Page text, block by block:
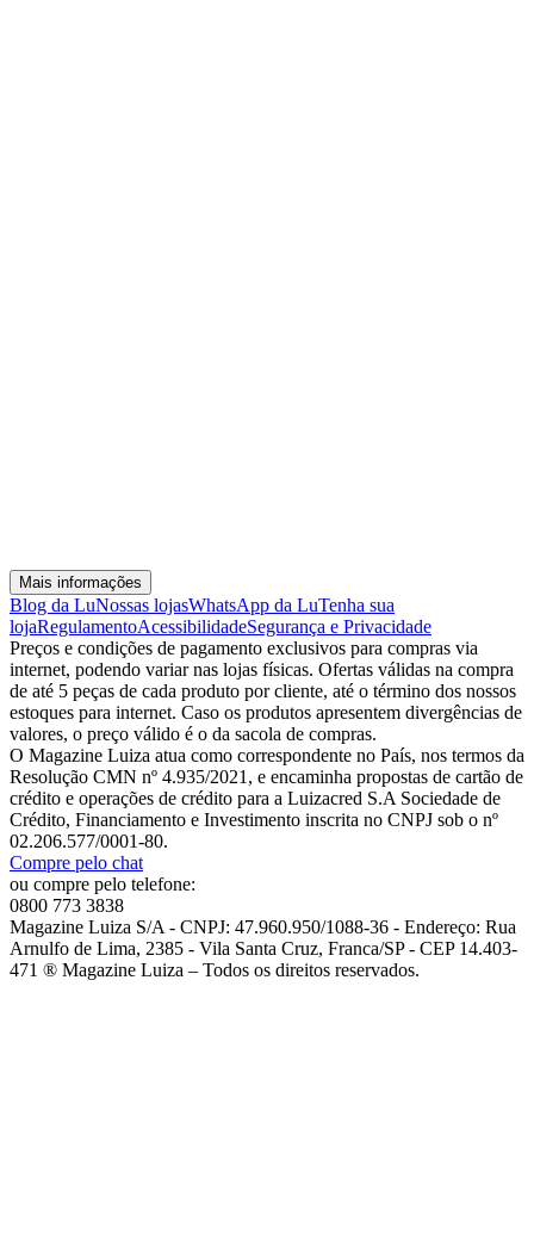
Mais informações
Blog da LuNossas lojasWhatsApp da LuTenha sua
lojaRegulamentoAcessibilidadeSegurança e Privacidade
Preços e condições de pagamento exclusivos para compras via
internet, podendo variar nas lojas físicas. Ofertas válidas na compra
de até 5 peças de cada produto por cliente, até o término dos nossos
estoques para internet. Caso os produtos apresentem divergências de
valores, o preço válido é o da sacola de compras.
O Magazine Luiza atua como correspondente no País, nos termos da
Resolução CMN nº 4.935/2021, e encaminha propostas de cartão de
crédito e operações de crédito para a Luizacred S.A Sociedade de
Crédito, Financiamento e Investimento inscrita no CNPJ sob o nº
02.206.577/0001-80.
Compre pelo chat
ou compre pelo telefone:
0800 773 3838
Magazine Luiza S/A - CNPJ: 47.960.950/1088-36 - Endereço: Rua
Arnulfo de Lima, 2385 - Vila Santa Cruz, Franca/SP - CEP 14.403-
471 ® Magazine Luiza – Todos os direitos reservados.